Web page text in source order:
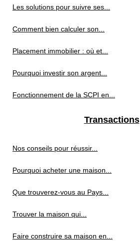
Les solutions pour suivre ses...
Comment bien calculer son...
Placement immobilier : où et...
Pourquoi investir son argent...
Fonctionnement de la SCPI en...
Transactions
Nos conseils pour réussir...
Pourquoi acheter une maison...
Que trouverez-vous au Pays...
Trouver la maison qui...
Faire construire sa maison en...